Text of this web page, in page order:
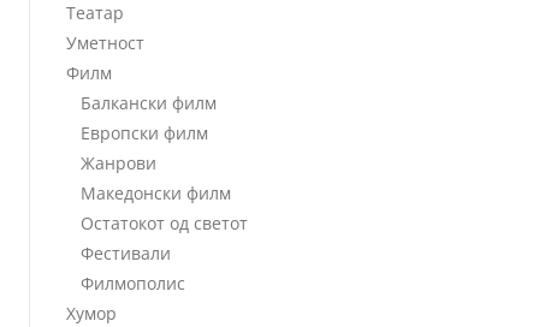
Театар
Уметност
Филм
Балкански филм
Европски филм
Жанрови
Македонски филм
Остатокот од светот
Фестивали
Филмополис
Хумор